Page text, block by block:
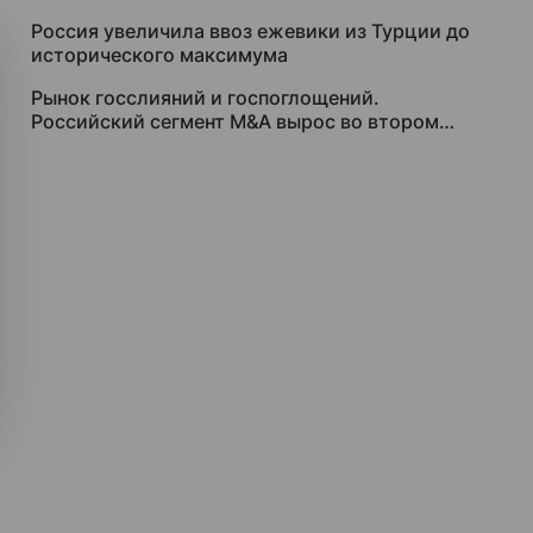
Россия увеличила ввоз ежевики из Турции до
исторического максимума
Рынок госслияний и госпоглощений.
Российский сегмент M&A вырос во втором